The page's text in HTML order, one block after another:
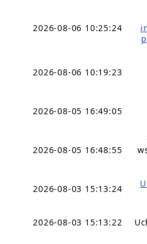
2026-08-06 10:25:24
2026-08-06 10:19:23
2026-08-05 16:49:05
2026-08-05 16:48:55
2026-08-03 15:13:24
2026-08-03 15:13:22